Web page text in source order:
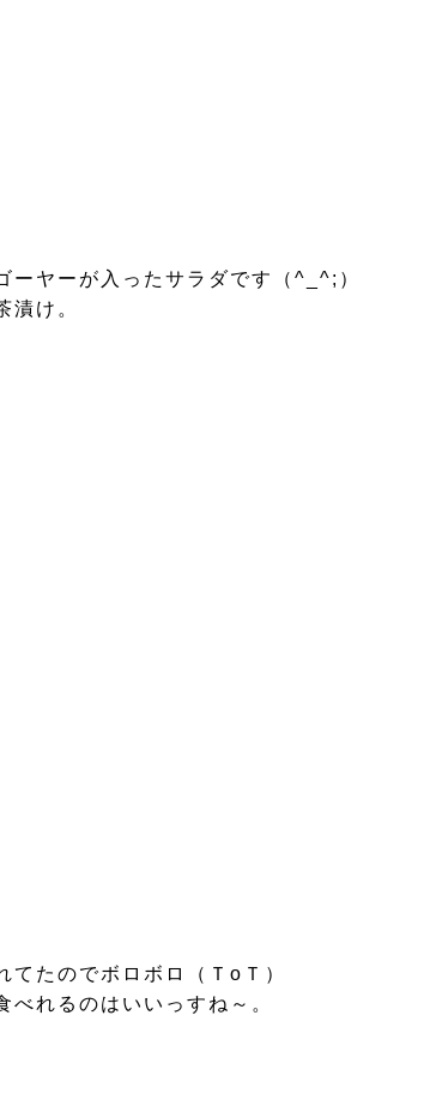
ーヤーが入ったサラダです（^_^;）
漬け。
たのでボロボロ（ＴoＴ）
れるのはいいっすね～。